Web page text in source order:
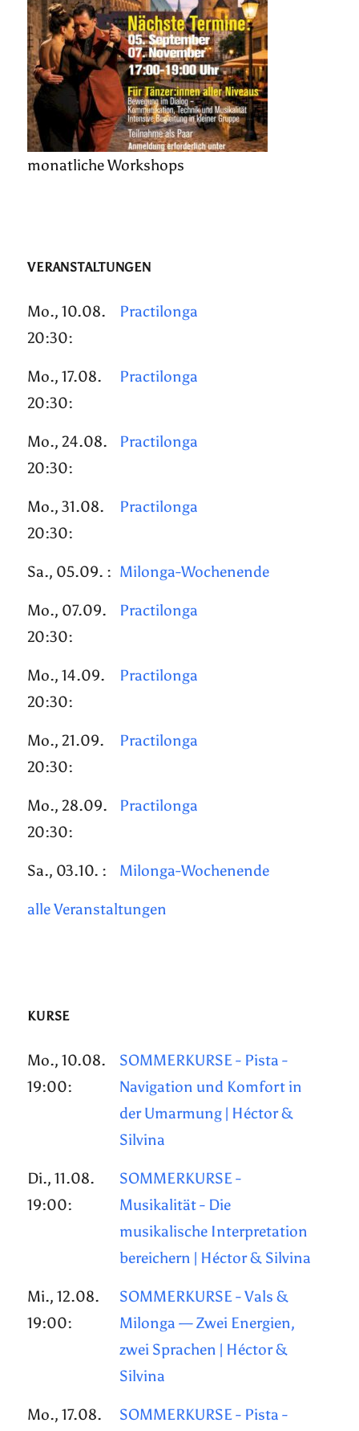
monatliche Workshops
VERANSTALTUNGEN
Mo., 10.08.
20:30:
Practilonga
Mo., 17.08.
20:30:
Practilonga
Mo., 24.08.
20:30:
Practilonga
Mo., 31.08.
20:30:
Practilonga
Sa., 05.09. : Milonga-Wochenende
Mo., 07.09.
20:30:
Practilonga
Mo., 14.09.
20:30:
Practilonga
Mo., 21.09.
20:30:
Practilonga
Mo., 28.09.
20:30:
Practilonga
Sa., 03.10. : Milonga-Wochenende
alle Veranstaltungen
KURSE
Mo., 10.08.
19:00:
SOMMERKURSE - Pista -
Navigation und Komfort in
der Umarmung | Héctor &
Silvina
Di., 11.08.
19:00:
SOMMERKURSE -
Musikalität - Die
musikalische Interpretation
bereichern | Héctor & Silvina
Mi., 12.08.
19:00:
SOMMERKURSE - Vals &
Milonga — Zwei Energien,
zwei Sprachen | Héctor &
Silvina
Mo., 17.08.
SOMMERKURSE - Pista -